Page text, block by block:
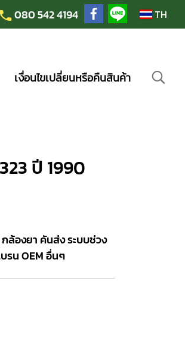
080 542 4194 TH
เงื่อนไขเปลี่ยนหรือคืนสินค้า
ปี 1990
องยา คันส่ง ระบบช่วง
รน OEM อื่นๆ